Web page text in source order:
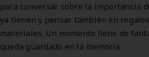
para conversar sobre la importancia
ya tienen y pensar también en
materiales. Un momento lleno de
queda guardado en la memoria.